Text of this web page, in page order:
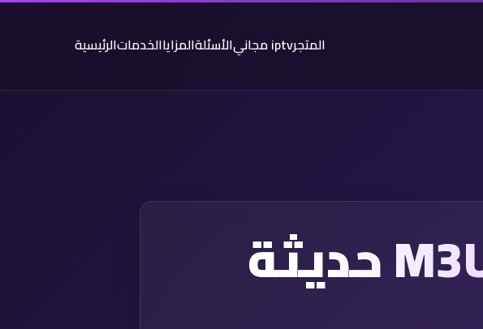
الرئيسيةالخدماتالمزاياالأسئلة iptv مجانيالمتجر
تحميل ملف قنوات M3U حديثة